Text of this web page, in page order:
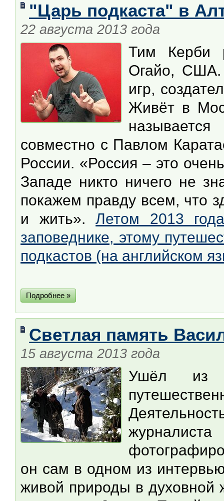
"Царь подкаста" в
22 августа 2013 года
Тим Керби
Огайо, США.
игр,
Живёт в
совместно с Павлом
России. «Россия – это
Западе никто ничего не
покажем правду всем, что
и жить».Летом 2013
заповеднике, этому
подкастов (на английском
Подробнее »
Светлая память
15 августа 2013 года
Ушёл из
он сам в одном из
живой природы в духовной